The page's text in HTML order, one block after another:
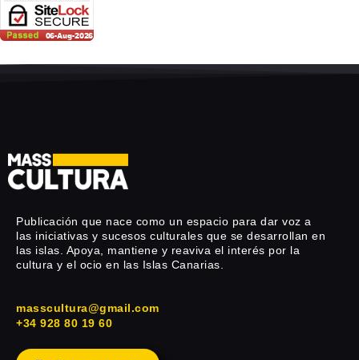
Publicación que nace como un espacio para dar voz a
las iniciativas y sucesos culturales que se desarrollan en
las islas. Apoya, mantiene y reaviva el interés por la
cultura y el ocio en las Islas Canarias.
masscultura@gmail.com
+34 928 80 19 60